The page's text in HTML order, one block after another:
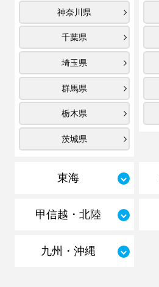
神奈川県
千葉県
埼玉県
群馬県
栃木県
茨城県
東海
甲信越・北陸
九州・沖縄